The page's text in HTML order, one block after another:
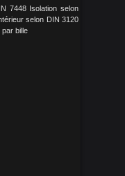
7448 Isolation selon
selon DIN 3120
bille